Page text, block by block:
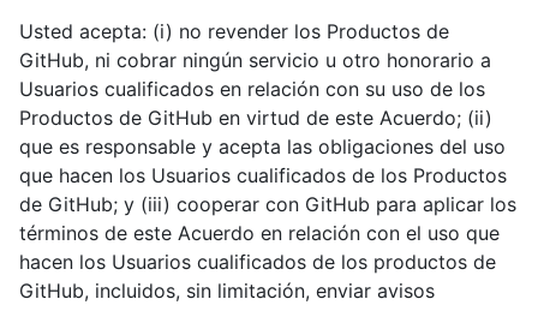
Usted acepta: (i) no revender los Productos de
GitHub, ni cobrar ningún servicio u otro honorario a
Usuarios cualificados en relación con su uso de los
Productos de GitHub en virtud de este Acuerdo; (ii)
que es responsable y acepta las obligaciones del uso
que hacen los Usuarios cualificados de los Productos
de GitHub; y (iii) cooperar con GitHub para aplicar los
términos de este Acuerdo en relación con el uso que
hacen los Usuarios cualificados de los productos de
GitHub, incluidos, sin limitación, enviar avisos